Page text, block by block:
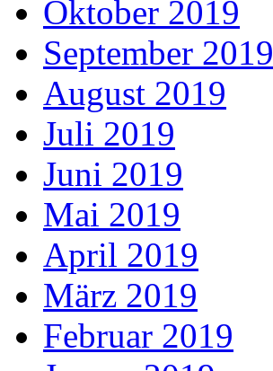
Oktober 2019
September 2019
August 2019
Juli 2019
Juni 2019
Mai 2019
April 2019
März 2019
Februar 2019